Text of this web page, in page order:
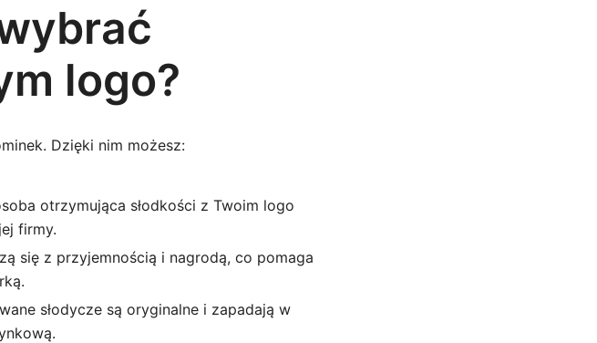
logo?
Dzięki nim możesz:
otrzymująca słodkości z Twoim logo
firmy.
się z przyjemnością i nagrodą, co pomaga
słodycze są oryginalne i zapadają w